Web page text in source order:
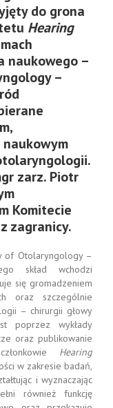
do grona
Hearing
naukowego –
–
zarz. Piotr
Komitecie
zagranicy.
of Otolaryngology –
skład wchodzi
się gromadzeniem
oraz szczególnie
– chirurgii głowy
poprzez wykłady
oraz publikowanie
Hearing
w zakresie badań,
i wyznaczając
również funkcję